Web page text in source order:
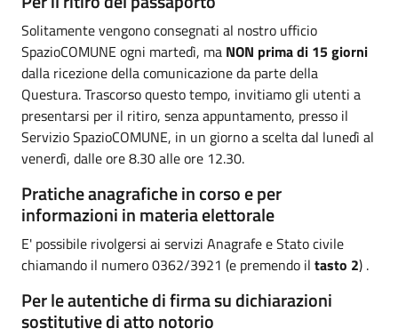
Solitamente vengono consegnati al nostro ufficio
SpazioCOMUNE ogni martedì, ma NON prima di 15 giorni
dalla ricezione della comunicazione da parte della
Questura. Trascorso questo tempo, invitiamo gli utenti a
presentarsi per il ritiro, senza appuntamento, presso il
Servizio SpazioCOMUNE, in un giorno a scelta dal lunedì al
venerdì, dalle ore 8.30 alle ore 12.30.
Pratiche anagrafiche in corso e per
informazioni in materia elettorale
E' possibile rivolgersi ai servizi Anagrafe e Stato civile
chiamando il numero 0362/3921 (e premendo il tasto 2) .
Per le autentiche di firma su dichiarazioni
sostitutive di atto notorio